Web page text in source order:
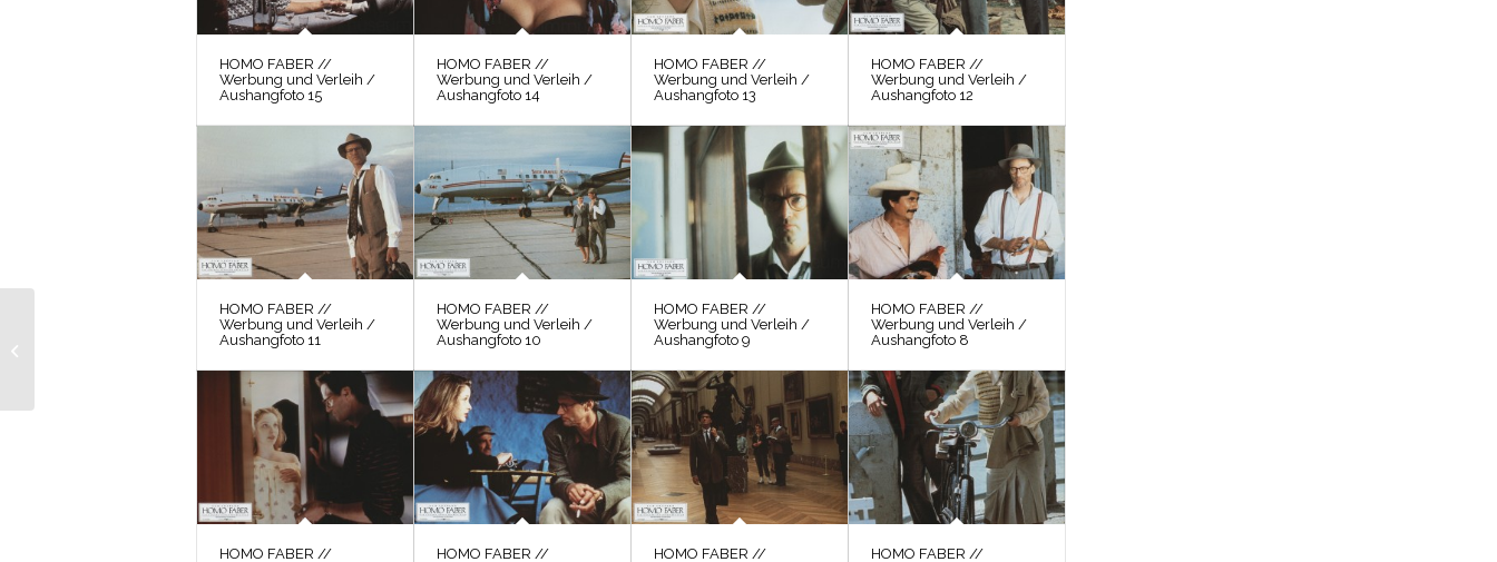
HOMO FABER //
Werbung und Verleih /
Aushangfoto 15
HOMO FABER //
Werbung und Verleih /
Aushangfoto 14
HOMO FABER //
Werbung und Verleih /
Aushangfoto 13
HOMO FABER //
Werbung und Verleih /
Aushangfoto 12
HOMO FABER //
Werbung und Verleih /
Aushangfoto 11
HOMO FABER //
Werbung und Verleih /
Aushangfoto 10
HOMO FABER //
Werbung und Verleih /
Aushangfoto 9
HOMO FABER //
Werbung und Verleih /
Aushangfoto 8
HOMO FABER //
HOMO FABER //
HOMO FABER //
HOMO FABER //